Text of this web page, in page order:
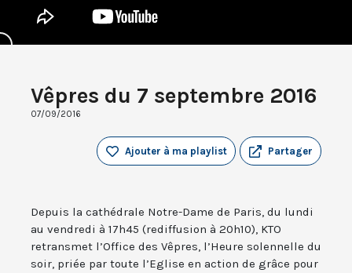
Vêpres du 7 septembre 2016
07/09/2016
Partager
Ajouter à ma playlist
Depuis la cathédrale Notre-Dame de Paris, du lundi
au vendredi à 17h45 (rediffusion à 20h10), KTO
retransmet l’Office des Vêpres, l’Heure solennelle du
soir, priée par toute l’Eglise en action de grâce pour